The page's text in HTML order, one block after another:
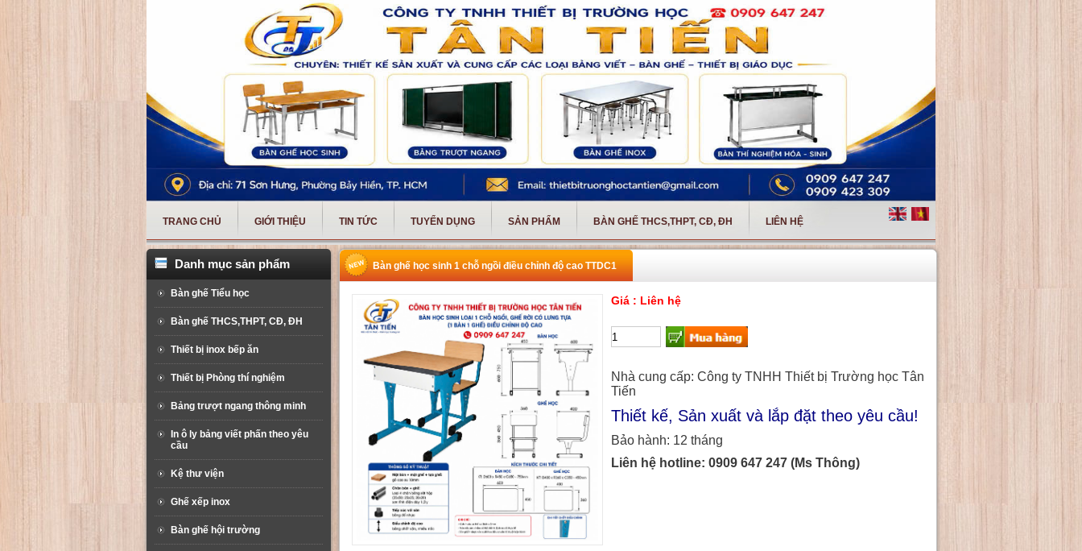
TRANG CHỦ GIỚI THIỆU TIN TỨC TUYỂN DỤNG SẢN PHẨM BÀN GHẾ THCS,THPT, CĐ, ĐH LIÊN HỆ
Danh mục sản phẩm
Bàn ghế Tiểu học
Bàn ghế THCS,THPT, CĐ, ĐH
Thiết bị inox bếp ăn
Thiết bị Phòng thí nghiệm
Bảng trượt ngang thông minh
In ô ly bảng viết phấn theo yêu
cầu
Kệ thư viện
Ghế xếp inox
Bàn ghế hội trường
Bàn ghế học sinh 1 chỗ ngồi điều chỉnh độ cao TTDC1
Giá : Liên hệ
Nhà cung cấp: Công ty TNHH Thiết bị Trường học Tân
Tiến
Thiết kế, Sản xuất và lắp đặt theo yêu cầu!
Bảo hành: 12 tháng
Liên hệ hotline: 0909 647 247 (Ms Thông)